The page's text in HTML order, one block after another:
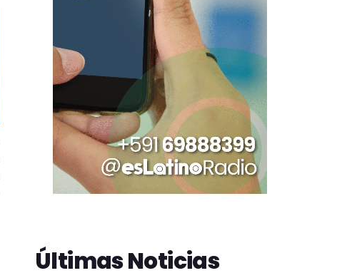
Últimas Noticias